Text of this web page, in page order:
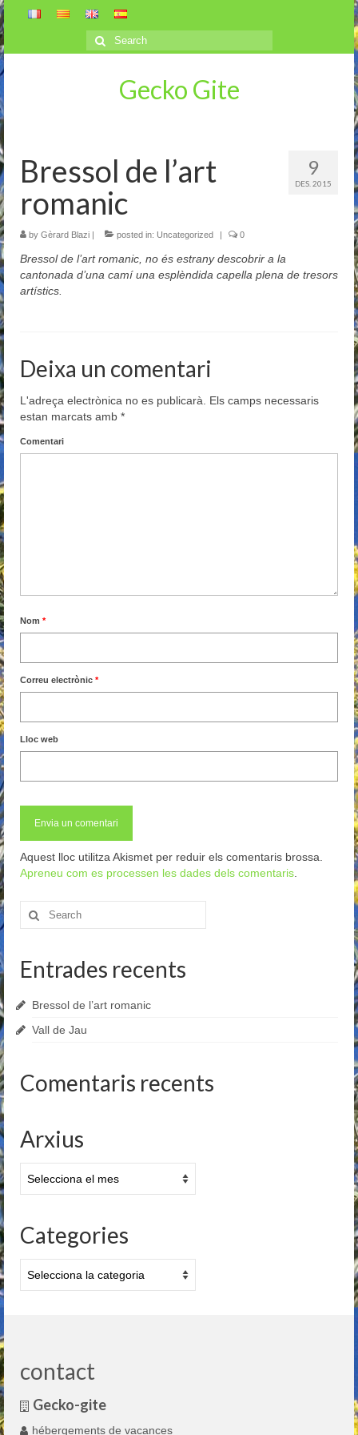
Search
for:
Gecko Gite
9
DES. 2015
Bressol de l’art
romanic
by Gèrard Blazi | posted in: Uncategorized | 0
Bressol de l’art romanic, no és estrany descobrir a la
cantonada d’una camí una esplèndida capella plena de tresors
artístics.
Deixa un comentari
L'adreça electrònica no es publicarà.
Els camps necessaris
estan marcats amb *
Comentari
Nom *
Correu electrònic *
Lloc web
Aquest lloc utilitza Akismet per reduir els comentaris brossa.
Apreneu com es processen les dades dels comentaris
Search
for:
Entrades recents
Bressol de l’art romanic
Vall de Jau
Comentaris recents
Arxius
Categories
contact
Gecko-gite
hébergements de vacances